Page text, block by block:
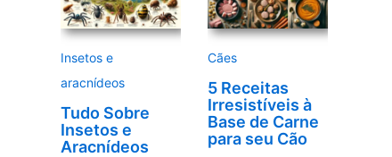
Insetos e
aracnídeos
Tudo Sobre
Insetos e
Aracnídeos
Cães
5 Receitas
Irresistíveis à
Base de Carne
para seu Cão